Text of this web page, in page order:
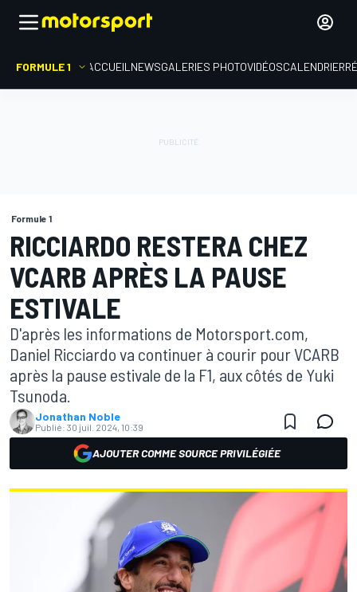
FORMULE 1 ACCUEIL NEWSGALERIES PHOTOVIDÉOSCALENDRIER
Formule 1
RICCIARDO RESTERA CHEZ
VCARB APRÈS LA PAUSE
ESTIVALE
D'après les informations de Motorsport.com,
Daniel Ricciardo va continuer à courir pour VCARB
après la pause estivale de la F1, aux côtés de Yuki
Tsunoda.
Jonathan Noble
Publié: 30 juil. 2024, 10:39
AJOUTER COMME SOURCE PRIVILÉGIÉE